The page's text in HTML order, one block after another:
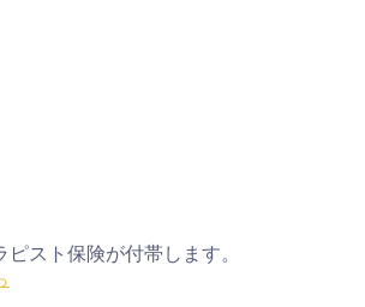
スト保険が付帯します。